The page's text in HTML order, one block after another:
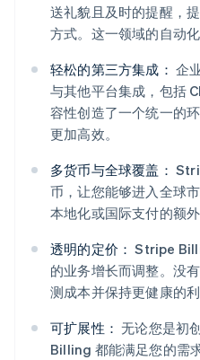
送礼貌且及时的提醒，
方式。这一领域的自动
轻松的第三方集成： 企
与其他平台集成，包括
容性创造了一个统一的
更加高效。
多货币与全球覆盖：
币，让您能够进入全球
本地化或国际支付的额外
透明的定价： Stripe
的业务增长而调整。没
测成本并保持更健康的利
可扩展性： 无论您是初
Billing 都能满足您的需